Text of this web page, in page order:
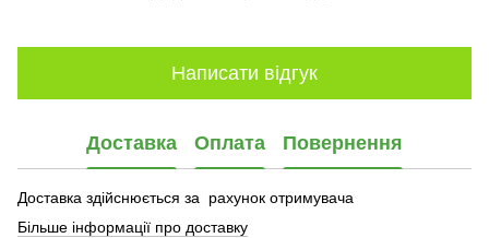
Написати відгук
Доставка Оплата Повернення
Доставка здійснюється за рахунок отримувача
Більше інформації про доставку